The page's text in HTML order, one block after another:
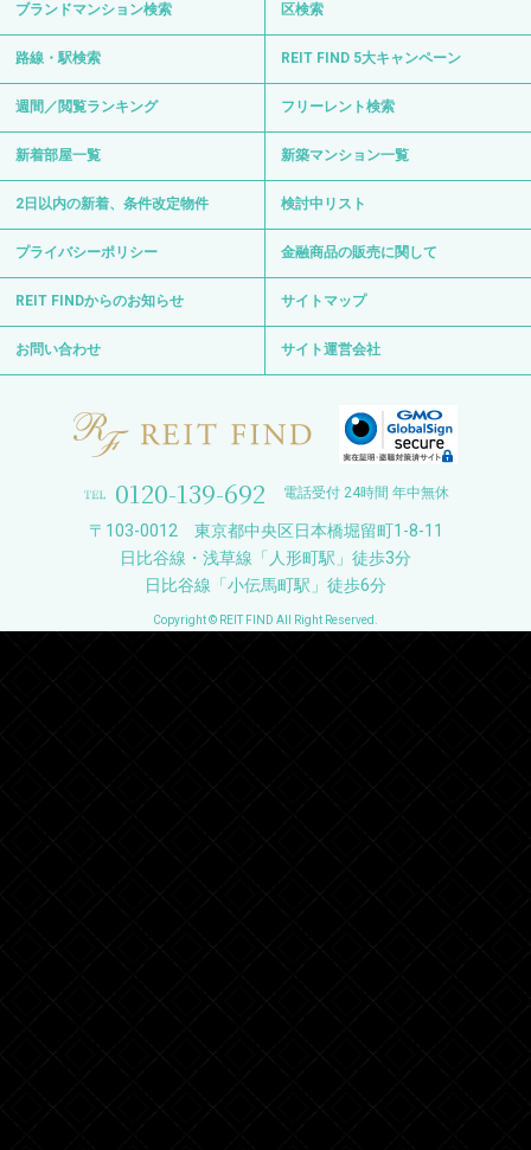
ブランドマンション検索 区検索
路線・駅検索 REIT FIND 5大キャンペーン
週間／閲覧ランキング フリーレント検索
新着部屋一覧 新築マンション一覧
2日以内の新着、条件改定物件 検討中リスト
プライバシーポリシー 金融商品の販売に関して
REIT FINDからのお知らせ サイトマップ
お問い合わせ サイト運営会社
0120-139-692 電話受付 24時間 年中無休
〒103-0012 東京都中央区日本橋堀留町1-8-11
日比谷線・浅草線「人形町駅」徒歩3分
日比谷線「小伝馬町駅」徒歩6分
Copyright © REIT FIND All Right Reserved.